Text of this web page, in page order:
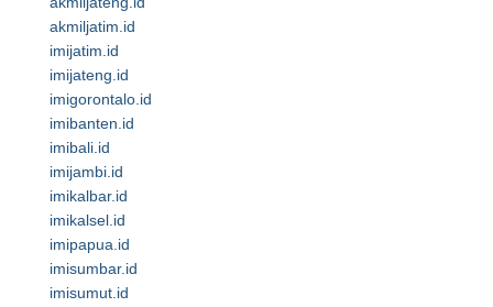
akmiljatim.id
imijatim.id
imijateng.id
imigorontalo.id
imibanten.id
imibali.id
imijambi.id
imikalbar.id
imikalsel.id
imipapua.id
imisumbar.id
imisumut.id